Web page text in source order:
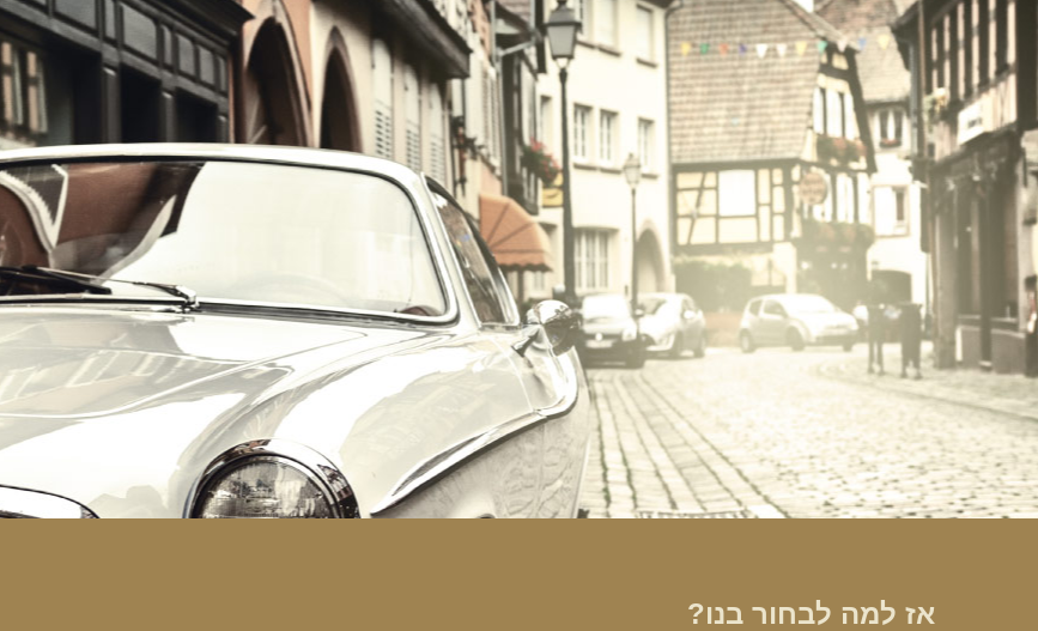
אז למה לבחור בנו?
הרכב הוא האהבה הראשונה שלך?
במקום לקבל שטויות במייל, הירשם ותתחיל לקבל מאיתנו אהבה מוטורית